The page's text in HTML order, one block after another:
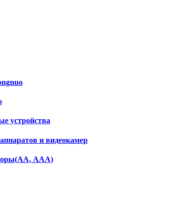
устройства
и видеокамер
ААА)